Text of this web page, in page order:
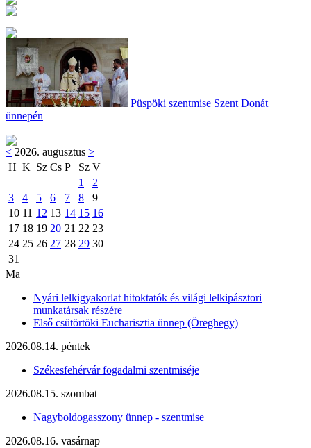
Püspöki szentmise Szent Donát
ünnepén
< 2026. augusztus >
H K Sz Cs P Sz V
1
2
3
4 5 6 7 8
9
10 11 12 13 14 15 16
17 18 19 20 21 22 23
24 25 26 27 28 29 30
31
Ma
Nyári lelkigyakorlat hitoktatók és világi lelkipásztori
munkatársak részére
Első csütörtöki Eucharisztia ünnep (Öreghegy)
2026.08.14. péntek
Székesfehérvár fogadalmi szentmiséje
2026.08.15. szombat
Nagyboldogasszony ünnep - szentmise
2026.08.16. vasárnap